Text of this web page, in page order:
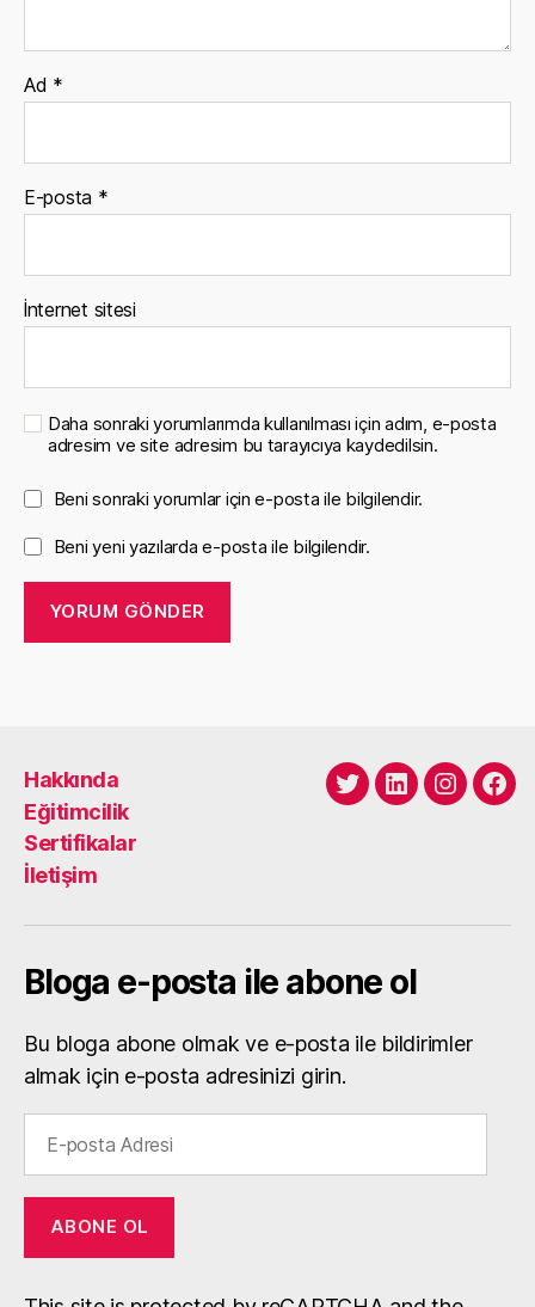
Ad *
E-posta *
İnternet sitesi
Daha sonraki yorumlarımda kullanılması için adım, e-posta
adresim ve site adresim bu tarayıcıya kaydedilsin.
Beni sonraki yorumlar için e-posta ile bilgilendir.
Beni yeni yazılarda e-posta ile bilgilendir.
Hakkında
Eğitimcilik
Sertifikalar
İletişim
TwitterLinkedIn
Bloga e-posta ile abone ol
Bu bloga abone olmak ve e-posta ile bildirimler
almak için e-posta adresinizi girin.
posta
Adresi
ABONE OL